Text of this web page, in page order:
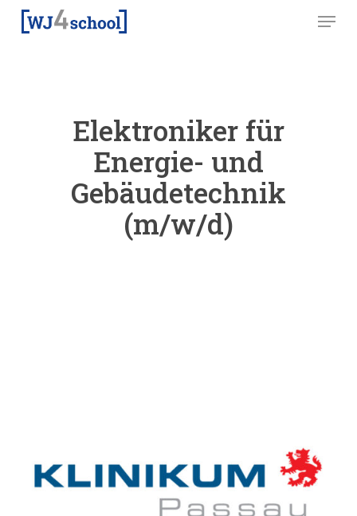
Skip
Menu
Elektroniker für
Energie- und
Gebäudetechnik
(m/w/d)